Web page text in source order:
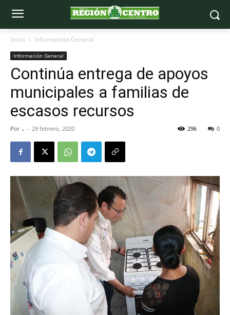
Inicio Información General
Información General
Continúa entrega de apoyos
municipales a familias de
escasos recursos
Por . - 29 febrero, 2020 0
296